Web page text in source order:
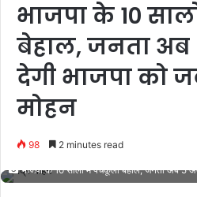
भाजपा के 10
बेहाल, जनता अब
देगी भाजपा को
मोहन
98 2 minutes read
भाजपा के 10 सालों में पंचकूला बेहाल, जनता अब 5